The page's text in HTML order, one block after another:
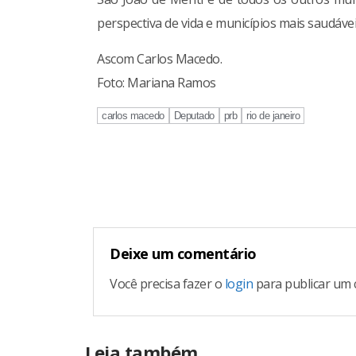
perspectiva de vida e municípios mais
Ascom Carlos Macedo.
Foto: Mariana Ramos
carlos macedo Deputado prb rio de janeiro
Deixe um comentário
Você precisa fazer o login para publicar um